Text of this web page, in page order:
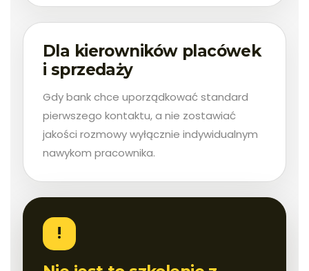
Dla kierowników placówek
i sprzedaży
Gdy bank chce uporządkować standard
pierwszego kontaktu, a nie zostawiać
jakości rozmowy wyłącznie indywidualnym
nawykom pracownika.
!